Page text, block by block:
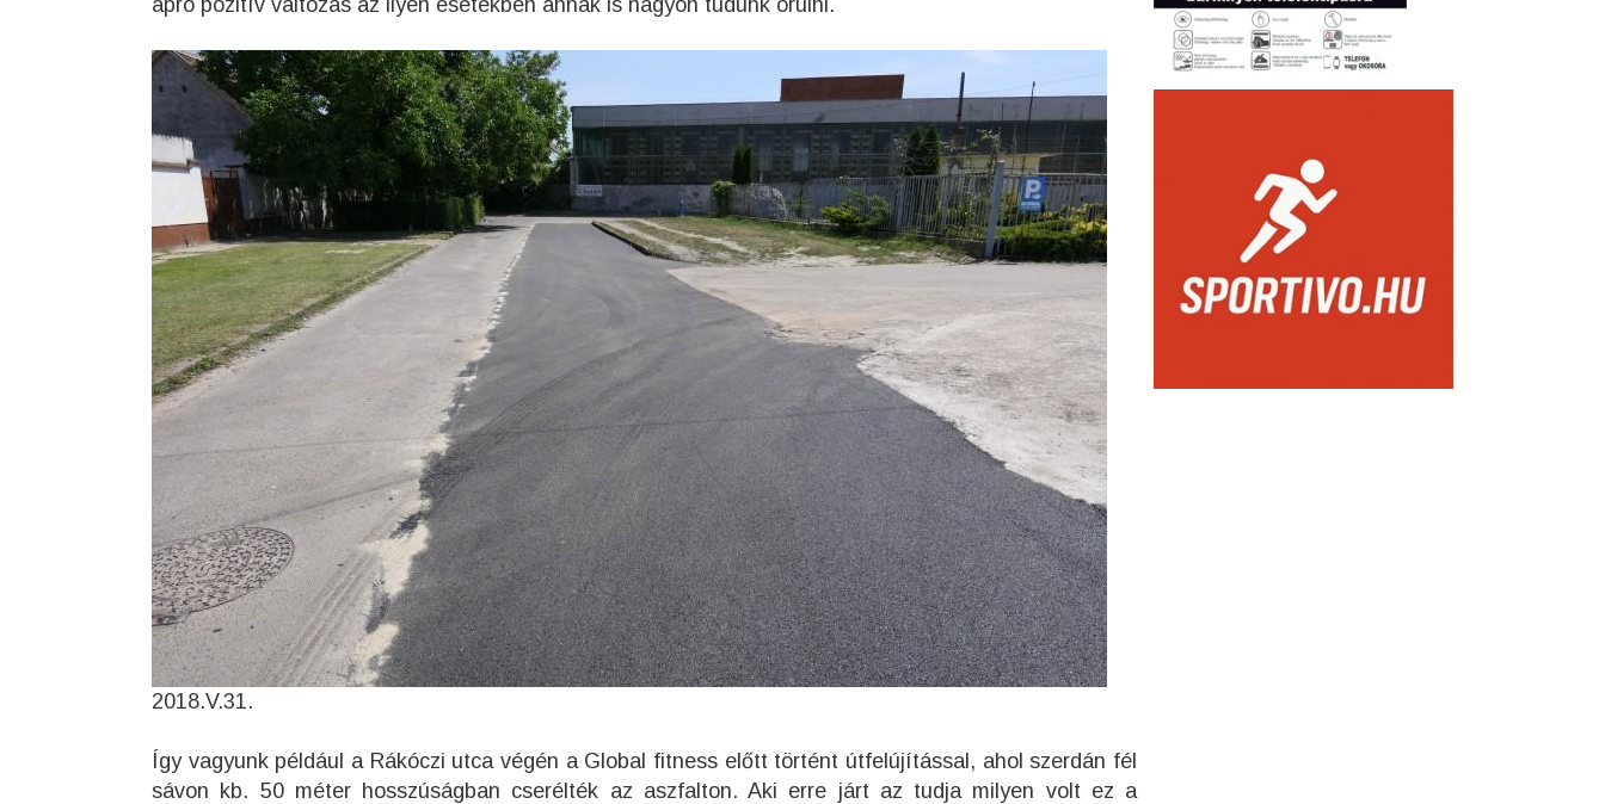
apró pozitív változás az ilyen esetekben annak is nagyon tudunk örülni.
2018.V.31.
Így vagyunk például a Rákóczi utca végén a Global fitness előtt történt útfelújítással, ahol szerdán fél
sávon kb. 50 méter hosszúságban cserélték az aszfalton. Aki erre járt az tudja milyen volt ez a